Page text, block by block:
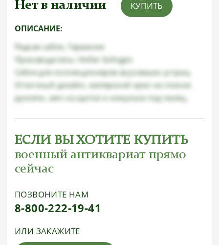
Нет в наличии КУПИТЬ
ОПИСАНИЕ:
Редкая сабля, Германия
Производитель: Holler Solingen
Сабля для коллекционеров вкусивших устриц.
Отличный дизайн, имперский орел на спинке
рукояти, меч на щитке и кожулька под палец.
ЕСЛИ ВЫ ХОТИТЕ КУПИТЬ
военный антиквариат прямо
сейчас
ПОЗВОНИТЕ НАМ
8-800-222-19-41
ИЛИ ЗАКАЖИТЕ